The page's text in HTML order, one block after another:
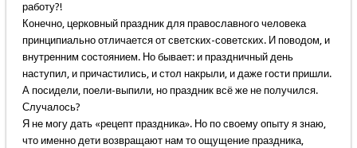
работу?!
Конечно, церковный праздник для православного человека
принципиально отличается от светских-советских. И поводом, и
внутренним состоянием. Но бывает: и праздничный день
наступил, и причастились, и стол накрыли, и даже гости пришли.
А посидели, поели-выпили, но праздник всё же не получился.
Случалось?
Я не могу дать «рецепт праздника». Но по своему опыту я знаю,
что именно дети возвращают нам то ощущение праздника,